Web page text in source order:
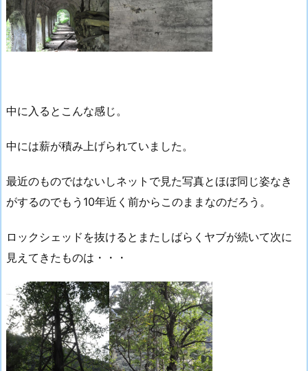
中に入るとこんな感じ。
中には薪が積み上げられていました。
最近のものではないしネットで見た写真とほぼ同じ姿なき
がするのでもう10年近く前からこのままなのだろう。
ロックシェッドを抜けるとまたしばらくヤブが続いて次に
見えてきたものは・・・